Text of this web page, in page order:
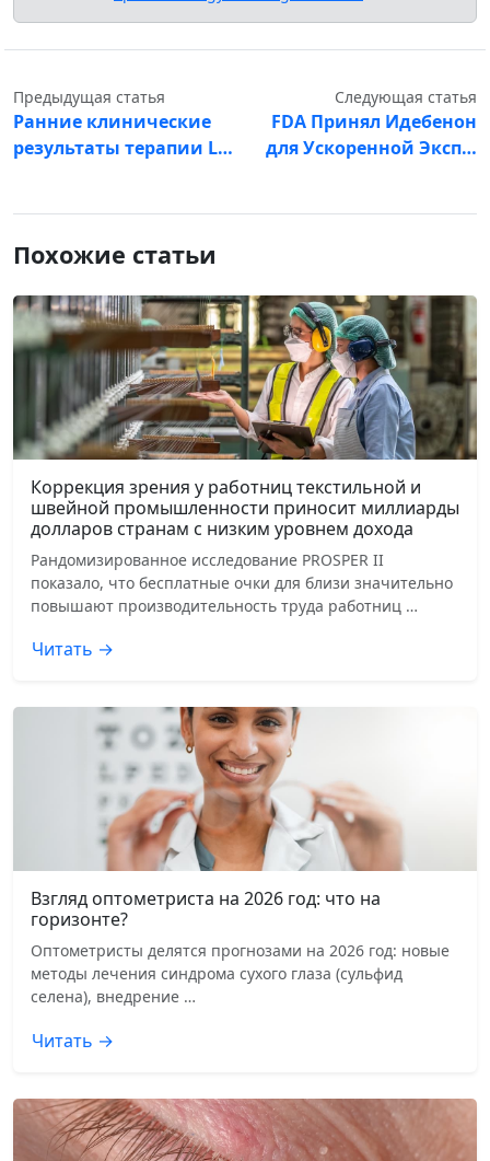
Предыдущая статья
Ранние клинические
результаты терапии L…
Следующая статья
FDA Принял Идебенон
для Ускоренной Эксп…
Похожие статьи
Коррекция зрения у работниц текстильной и
швейной промышленности приносит миллиарды
долларов странам с низким уровнем дохода
Рандомизированное исследование PROSPER II
показало, что бесплатные очки для близи значительно
повышают производительность труда работниц …
Читать →
Взгляд оптометриста на 2026 год: что на
горизонте?
Оптометристы делятся прогнозами на 2026 год: новые
методы лечения синдрома сухого глаза (сульфид
селена), внедрение …
Читать →